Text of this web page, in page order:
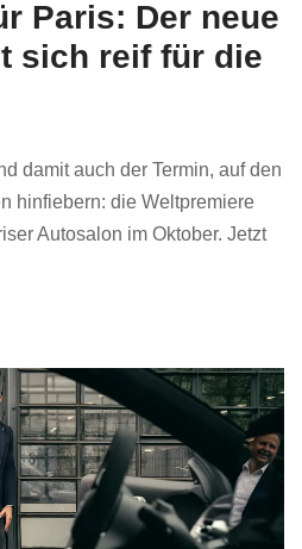
Paris: Der neue
sich reif für die
damit auch der Termin, auf den
hinfiebern: die Weltpremiere
Autosalon im Oktober. Jetzt